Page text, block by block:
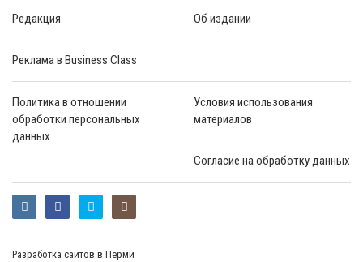
Редакция Об издании
Реклама в Business Class
Политика в отношении
обработки персональных
данных
Условия использования
материалов
Согласие на обработку данных
Разработка сайтов в Перми